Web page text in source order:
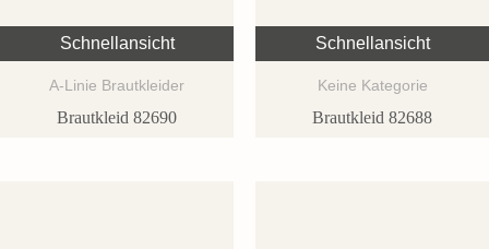
Schnellansicht
A-Linie Brautkleider
Brautkleid 82690
Schnellansicht
Keine Kategorie
Brautkleid 82688